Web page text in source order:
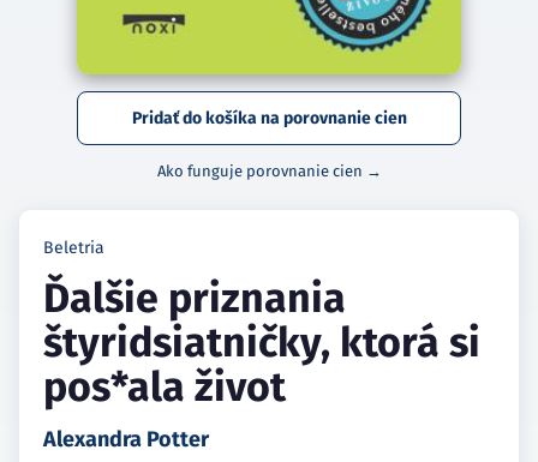
Pridať do košíka na porovnanie cien
Ako funguje porovnanie cien →
Beletria
Ďalšie priznania
štyridsiatničky, ktorá si
pos*ala život
Alexandra Potter